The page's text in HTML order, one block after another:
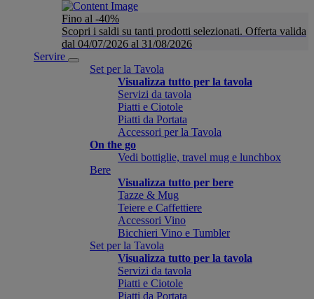
Fino al -40%
Scopri i saldi su tanti prodotti selezionati. Offerta valida
dal 04/07/2026 al 31/08/2026
Servire
Set per la Tavola
Visualizza tutto per la tavola
Servizi da tavola
Piatti e Ciotole
Piatti da Portata
Accessori per la Tavola
On the go
Vedi bottiglie, travel mug e lunchbox
Bere
Visualizza tutto per bere
Tazze & Mug
Teiere e Caffettiere
Accessori Vino
Bicchieri Vino e Tumbler
Set per la Tavola
Visualizza tutto per la tavola
Servizi da tavola
Piatti e Ciotole
Piatti da Portata